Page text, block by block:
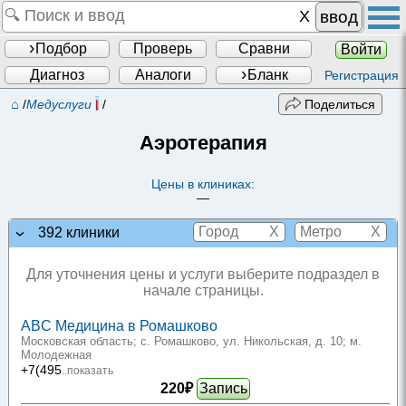
ввод
Подбор Проверь Сравни
Войти
Диагноз
Аналоги Бланк Регистрация
⌂ /Медуслуги / Поделиться
Аэротерапия
Цены в клиниках:
—
392 клиники X X
Для уточнения цены и услуги выберите подраздел в
начале страницы.
ABC Медицина в Ромашково
Московская область; с. Ромашково, ул. Никольская, д. 10; м.
Молодежная
+7(495..показать
220₽ Запись